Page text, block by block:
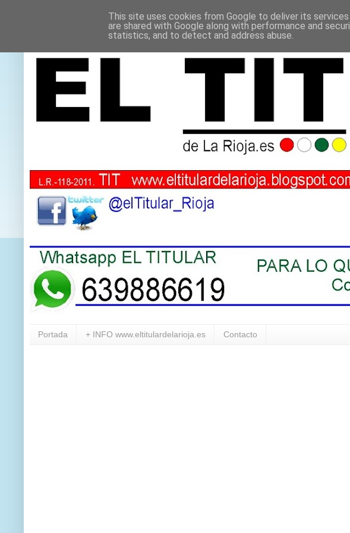
Portada + INFO www.eltitulardelarioja.es Contacto
This site uses cookies from Google to deliver its
are shared with Google along with performance and
statistics, and to detect and address abuse.